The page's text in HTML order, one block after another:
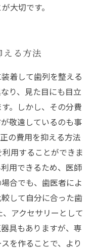
大切です。
える方法
着して歯列を整える
り、見た目にも目立
。しかし、その分費
敬遠しているのも事
の費用を抑える方法
用することができま
用できるため、医師
合でも、歯医者によ
して自分に合った歯
アクセサリーとして
具もありますが、専
を作ることで、より